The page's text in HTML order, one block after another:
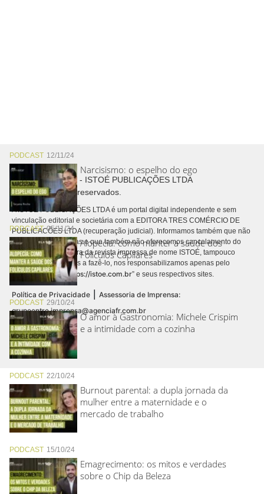
PODCAST 12/11/24
Narcisismo: o espelho do ego
PODCAST05/11/24
Alopecia: como manter a saúde dos
Folículos Capilares
PODCAST 29/10/24
O amor à Gastronomia: Michele Crispim
e a intimidade com a cozinha
PODCAST 22/10/24
Burnout parental: a dupla jornada da
mulher entre a maternidade e o
mercado de trabalho
PODCAST 15/10/24
Emagrecimento: os mitos e verdades
sobre o Chip da Beleza
Copyright © 2026 - ISTOÉ PUBLICAÇÕES LTDA
Todos os direitos reservados.
A ISTOÉ PUBLICAÇÕES LTDA é um portal digital independente e sem
vinculação editorial e societária com a EDITORA TRES COMÉRCIO DE
PUBLICACÕES LTDA (recuperação judicial). Informamos também que não
realizamos cobranças e que também não oferecemos cancelamento do
contrato de assinatura da revista impressa de nome ISTOÉ, tampouco
autorizamos terceiros a fazê-lo, nos responsabilizamos apenas pelo
conteúdo digital “https://istoe.com.br” e seus respectivos sites.
Política de Privacidade | Assessoria de Imprensa:
grupoentre.imprensa@agenciafr.com.br